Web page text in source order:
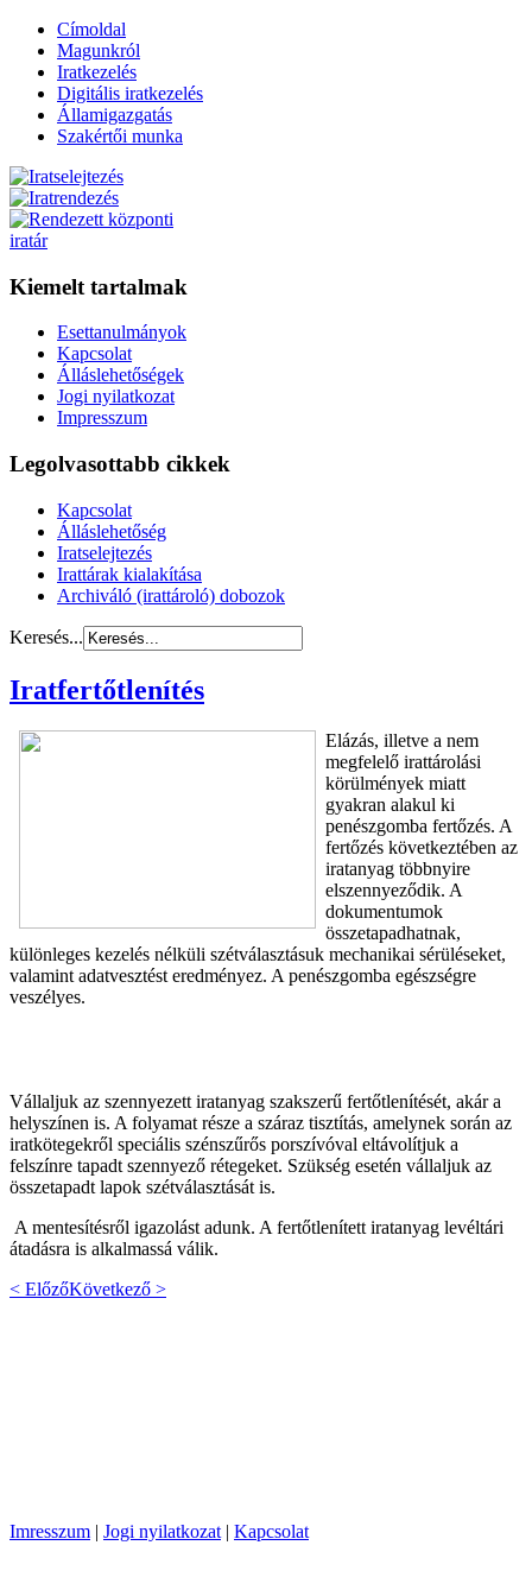
Címoldal
Magunkról
Iratkezelés
Digitális iratkezelés
Államigazgatás
Szakértői munka
Kiemelt tartalmak
Esettanulmányok
Kapcsolat
Álláslehetőségek
Jogi nyilatkozat
Impresszum
Legolvasottabb cikkek
Kapcsolat
Álláslehetőség
Iratselejtezés
Irattárak kialakítása
Archiváló (irattároló) dobozok
Keresés...
Iratfertőtlenítés
Elázás, illetve a nem
megfelelő irattárolási
körülmények miatt
gyakran alakul ki
penészgomba fertőzés. A
fertőzés következtében az
iratanyag többnyire
elszennyeződik. A
dokumentumok
összetapadhatnak,
különleges kezelés nélküli szétválasztásuk mechanikai sérüléseket,
valamint adatvesztést eredményez. A penészgomba egészségre
veszélyes.
Vállaljuk az szennyezett iratanyag szakszerű fertőtlenítését, akár a
helyszínen is. A folyamat része a száraz tisztítás, amelynek során az
iratkötegekről speciális szénszűrős porszívóval eltávolítjuk a
felszínre tapadt szennyező rétegeket. Szükség esetén vállaljuk az
összetapadt lapok szétválasztását is.
A mentesítésről igazolást adunk. A fertőtlenített iratanyag levéltári
átadásra is alkalmassá válik.
< ElőzőKövetkező >
Imresszum | Jogi nyilatkozat | Kapcsolat